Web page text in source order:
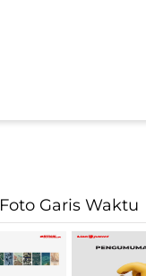
Foto Garis Waktu